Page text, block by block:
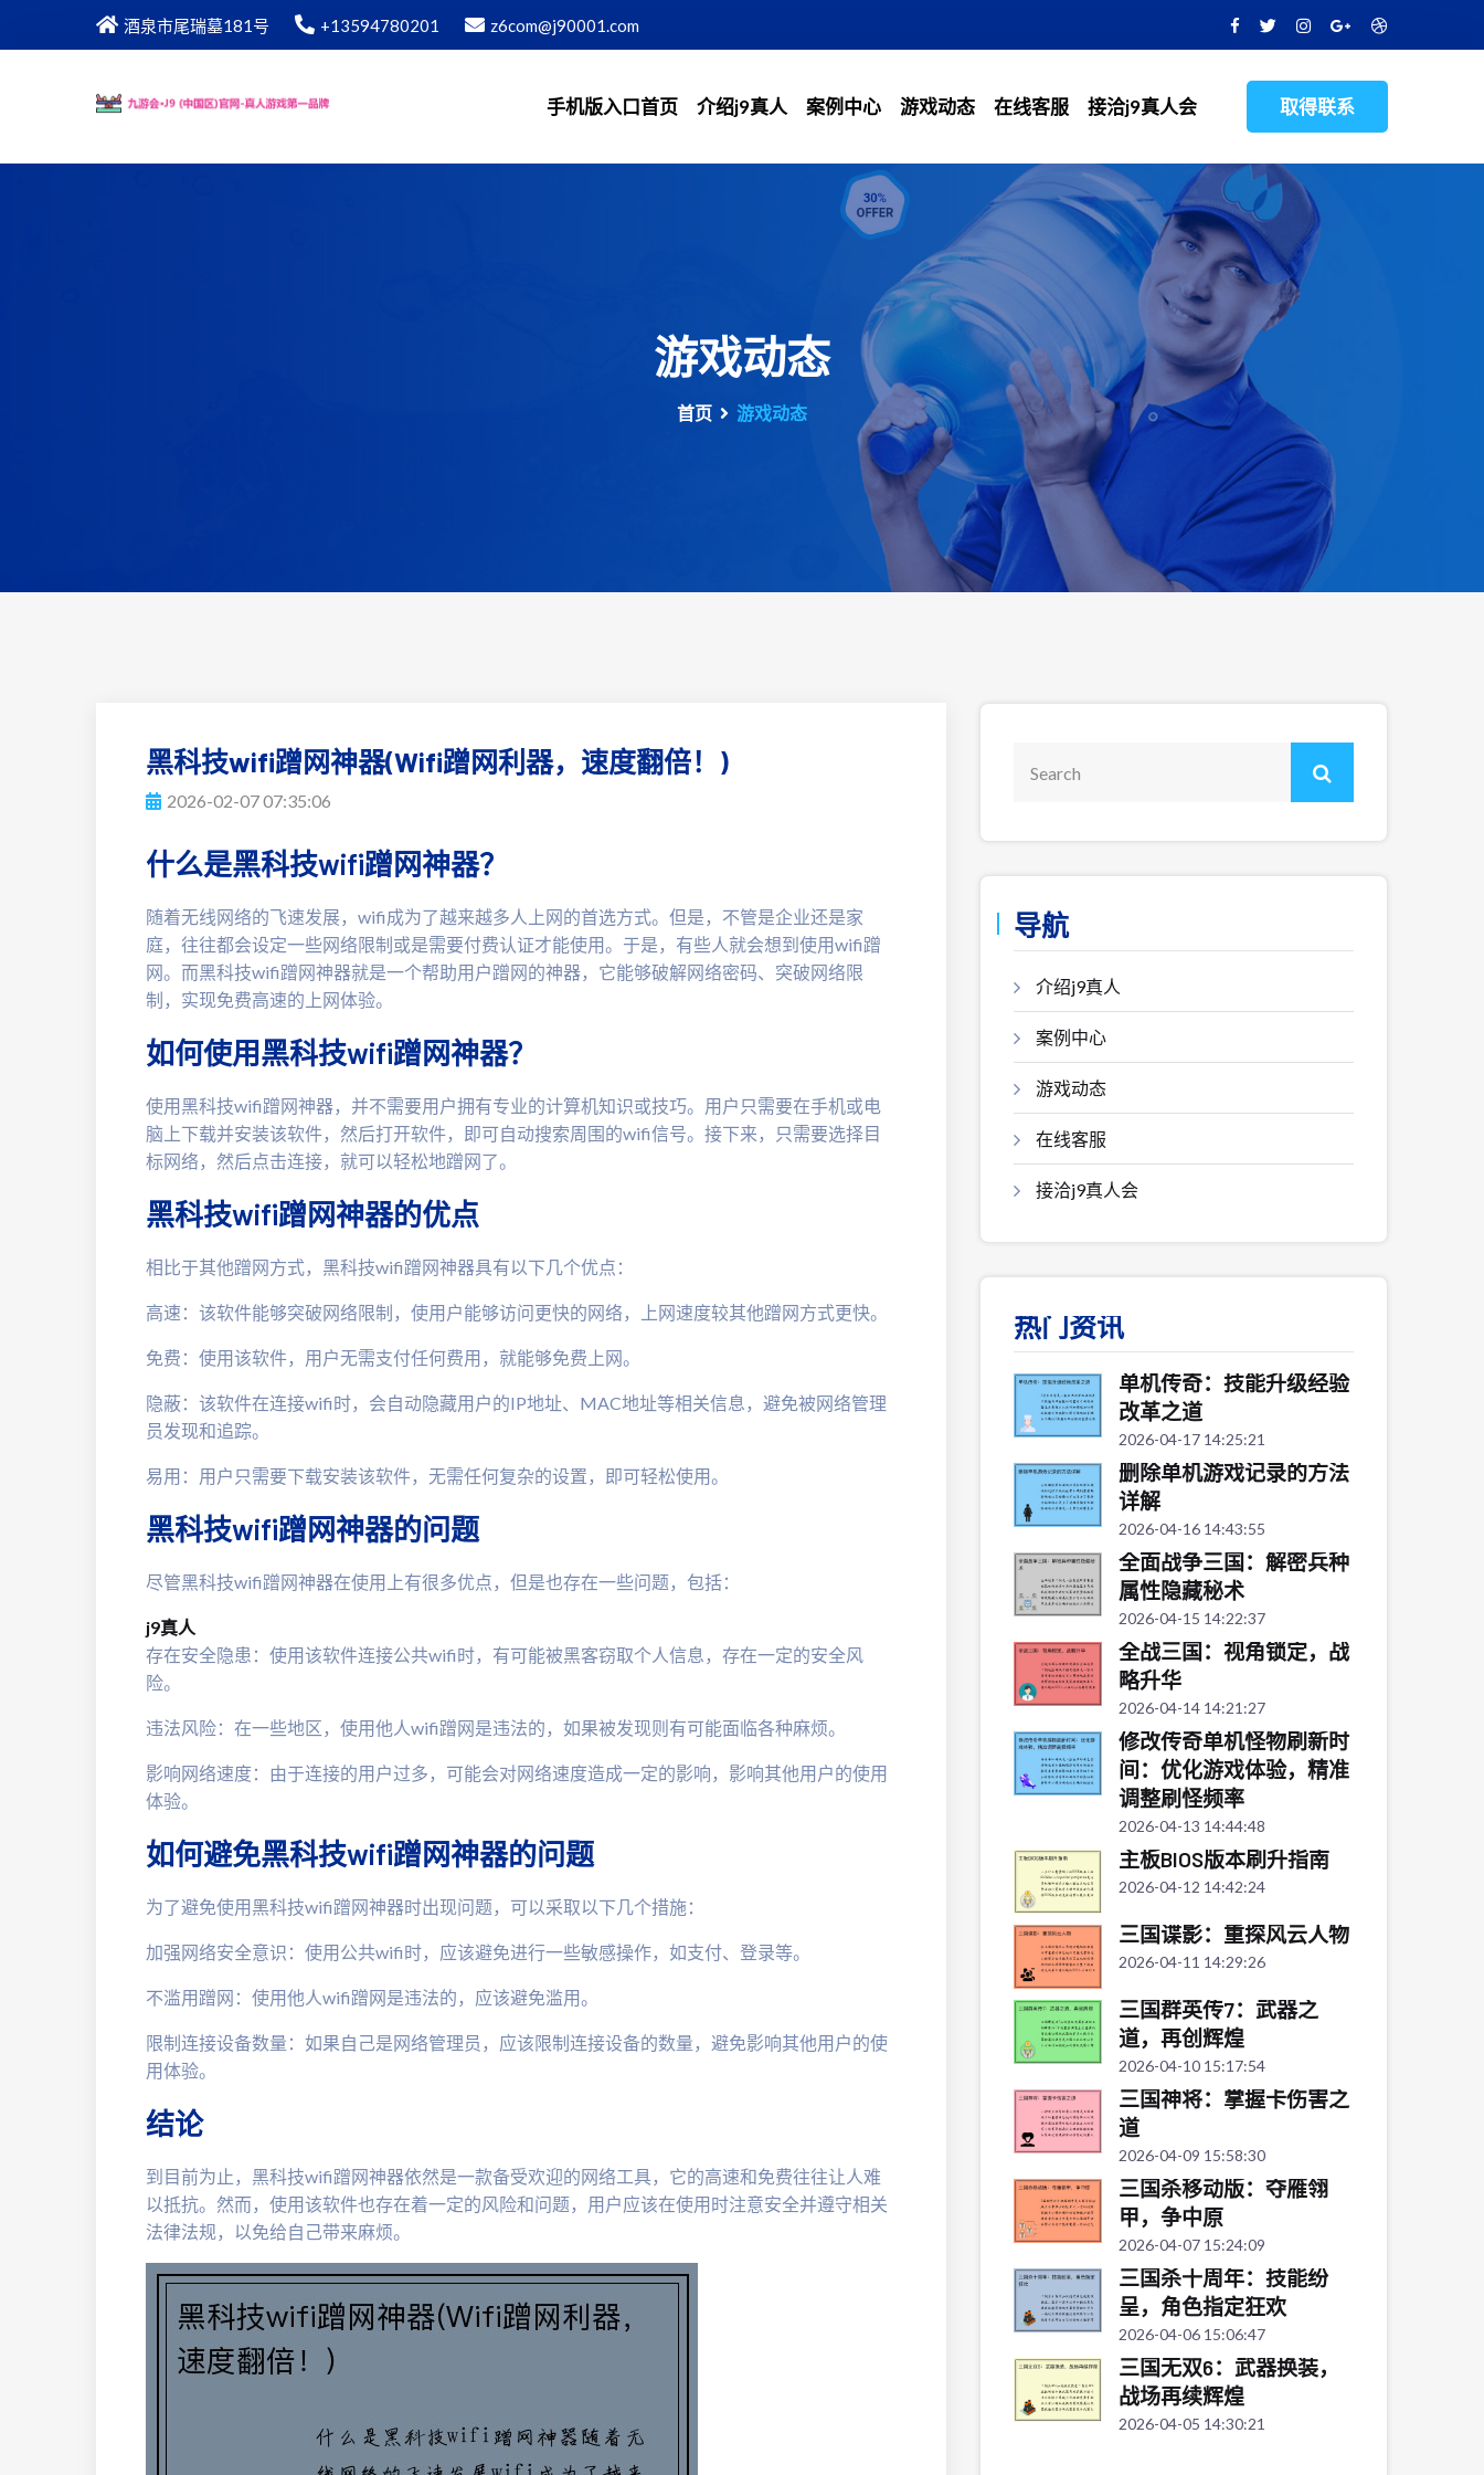
酒泉市尾瑞墓181号 +13594780201 z6com@j90001.com
手机版入口首页 介绍j9真人 案例中心 游戏动态 在线客服 接洽j9真人会 取得联系
游戏动态
首页 游戏动态
黑科技wifi蹭网神器(Wifi蹭网利器，速度翻倍！)
2026-02-07 07:35:06
什么是黑科技wifi蹭网神器？
随着无线网络的飞速发展，wifi成为了越来越多人上网的首选方式。但是，不管是企业还是家
庭，往往都会设定一些网络限制或是需要付费认证才能使用。于是，有些人就会想到使用wifi蹭
网。而黑科技wifi蹭网神器就是一个帮助用户蹭网的神器，它能够破解网络密码、突破网络限
制，实现免费高速的上网体验。
如何使用黑科技wifi蹭网神器？
使用黑科技wifi蹭网神器，并不需要用户拥有专业的计算机知识或技巧。用户只需要在手机或电
脑上下载并安装该软件，然后打开软件，即可自动搜索周围的wifi信号。接下来，只需要选择目
标网络，然后点击连接，就可以轻松地蹭网了。
黑科技wifi蹭网神器的优点
相比于其他蹭网方式，黑科技wifi蹭网神器具有以下几个优点：
高速：该软件能够突破网络限制，使用户能够访问更快的网络，上网速度较其他蹭网方式更快。
免费：使用该软件，用户无需支付任何费用，就能够免费上网。
隐蔽：该软件在连接wifi时，会自动隐藏用户的IP地址、MAC地址等相关信息，避免被网络管理
员发现和追踪。
易用：用户只需要下载安装该软件，无需任何复杂的设置，即可轻松使用。
黑科技wifi蹭网神器的问题
尽管黑科技wifi蹭网神器在使用上有很多优点，但是也存在一些问题，包括：
j9真人
存在安全隐患：使用该软件连接公共wifi时，有可能被黑客窃取个人信息，存在一定的安全风
险。
违法风险：在一些地区，使用他人wifi蹭网是违法的，如果被发现则有可能面临各种麻烦。
影响网络速度：由于连接的用户过多，可能会对网络速度造成一定的影响，影响其他用户的使用
体验。
如何避免黑科技wifi蹭网神器的问题
为了避免使用黑科技wifi蹭网神器时出现问题，可以采取以下几个措施：
加强网络安全意识：使用公共wifi时，应该避免进行一些敏感操作，如支付、登录等。
不滥用蹭网：使用他人wifi蹭网是违法的，应该避免滥用。
限制连接设备数量：如果自己是网络管理员，应该限制连接设备的数量，避免影响其他用户的使
用体验。
结论
到目前为止，黑科技wifi蹭网神器依然是一款备受欢迎的网络工具，它的高速和免费往往让人难
以抵抗。然而，使用该软件也存在着一定的风险和问题，用户应该在使用时注意安全并遵守相关
法律法规，以免给自己带来麻烦。
导航
介绍j9真人
案例中心
游戏动态
在线客服
接洽j9真人会
热门资讯
单机传奇：技能升级经验
改革之道
2026-04-17 14:25:21
删除单机游戏记录的方法
详解
2026-04-16 14:43:55
全面战争三国：解密兵种
属性隐藏秘术
2026-04-15 14:22:37
全战三国：视角锁定，战
略升华
2026-04-14 14:21:27
修改传奇单机怪物刷新时
间：优化游戏体验，精准
调整刷怪频率
2026-04-13 14:44:48
主板BIOS版本刷升指南
2026-04-12 14:42:24
三国谍影：重探风云人物
2026-04-11 14:29:26
三国群英传7：武器之
道，再创辉煌
2026-04-10 15:17:54
三国神将：掌握卡伤害之
道
2026-04-09 15:58:30
三国杀移动版：夺雁翎
甲，争中原
2026-04-07 15:24:09
三国杀十周年：技能纷
呈，角色指定狂欢
2026-04-06 15:06:47
三国无双6：武器换装，
战场再续辉煌
2026-04-05 14:30:21